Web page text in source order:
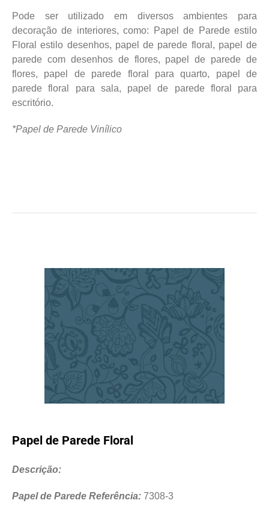
Pode ser utilizado em diversos ambientes para
decoração de interiores, como: Papel de Parede estilo
Floral estilo desenhos, papel de parede floral, papel de
parede com desenhos de flores, papel de parede de
flores, papel de parede floral para quarto, papel de
parede floral para sala, papel de parede floral para
escritório.
*Papel de Parede Vinílico
Papel de Parede Floral
Descrição:
Papel de Parede Referência: 7308-3